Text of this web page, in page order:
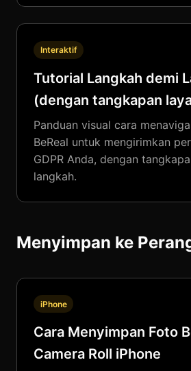
Interaktif
Tutorial Langkah demi
(dengan tangkapan
Panduan visual cara
BeReal untuk mengirimkan
GDPR Anda, dengan
langkah.
Menyimpan ke
iPhone
Cara Menyimpan Foto
Camera Roll iPhone